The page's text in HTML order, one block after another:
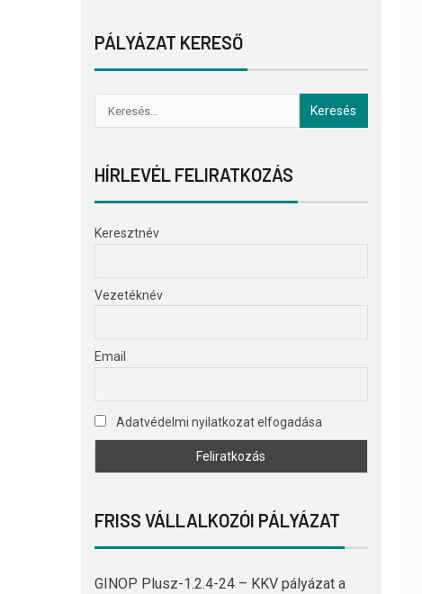
PÁLYÁZAT KERESŐ
HÍRLEVÉL FELIRATKOZÁS
Keresztnév
Vezetéknév
Email
Adatvédelmi nyilatkozat elfogadása
FRISS VÁLLALKOZÓI PÁLYÁZAT
GINOP Plusz-1.2.4-24 – KKV pályázat a